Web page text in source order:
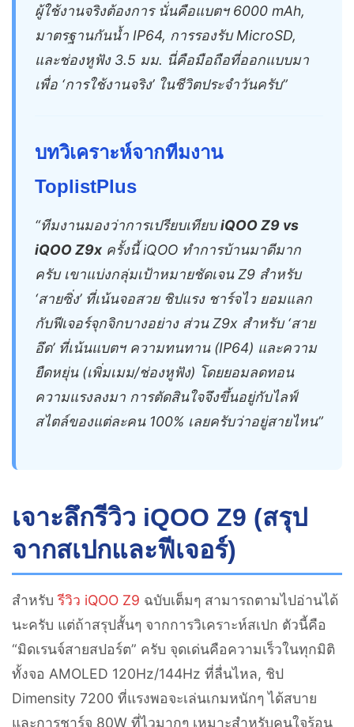
ผู้ใช้งานจริงต้องการ นั่นคือแบตฯ 6000 mAh,
มาตรฐานกันน้ำ IP64, การรองรับ MicroSD,
และช่องหูฟัง 3.5 มม. นี่คือมือถือที่ออกแบบมา
เพื่อ ‘การใช้งานจริง’ ในชีวิตประจำวันครับ”
บทวิเคราะห์จากทีมงาน
ToplistPlus
“ทีมงานมองว่าการเปรียบเทียบiQOO Z9 vs
iQOO Z9x ครั้งนี้ iQOO ทำการบ้านมาดีมาก
ครับ เขาแบ่งกลุ่มเป้าหมายชัดเจน Z9 สำหรับ
‘สายซิ่ง’ ที่เน้นจอสวย ชิปแรง ชาร์จไว ยอมแลก
กับฟีเจอร์จุกจิกบางอย่าง ส่วน Z9x สำหรับ ‘สาย
อึด’ ที่เน้นแบตฯ ความทนทาน (IP64) และความ
ยืดหยุ่น (เพิ่มเมม/ช่องหูฟัง) โดยยอมลดทอน
ความแรงลงมา การตัดสินใจจึงขึ้นอยู่กับไลฟ์
สไตล์ของแต่ละคน 100% เลยครับว่าอยู่สายไหน”
เจาะลึกรีวิว iQOO Z9 (สรุป
จากสเปกและฟีเจอร์)
สำหรับรีวิว iQOO Z9 ฉบับเต็มๆ สามารถตามไปอ่านได้
นะครับ แต่ถ้าสรุปสั้นๆ จากการวิเคราะห์สเปก ตัวนี้คือ
“มิดเรนจ์สายสปอร์ต” ครับ จุดเด่นคือความเร็วในทุกมิติ
ทั้งจอ AMOLED 120Hz/144Hz ที่ลื่นไหล, ชิป
Dimensity 7200 ที่แรงพอจะเล่นเกมหนักๆ ได้สบาย
และการชาร์จ 80W ที่ไวมากๆ เหมาะสำหรับคนใจร้อน